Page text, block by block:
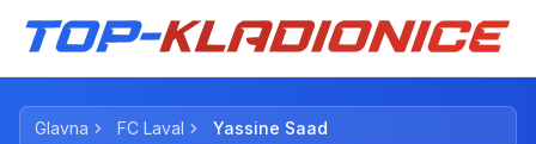
Glavna FC Laval Yassine Saad